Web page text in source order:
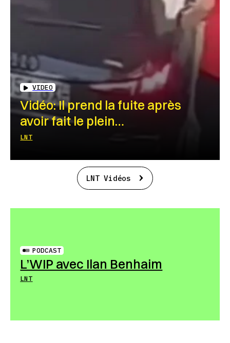
VIDEO
Vidéo: Il prend la fuite après
avoir fait le plein…
LNT
LNT Vidéos
PODCAST
L’WIP avec Ilan Benhaim
LNT